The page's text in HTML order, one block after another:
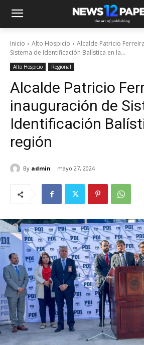
Inicio Alto Hospicio
Alcalde Patricio
Sistema de Identificación Balística en la...
Alto Hospicio Regional
Alcalde Patricio
inauguración de
Identificación
región
By admin mayo 27, 2024